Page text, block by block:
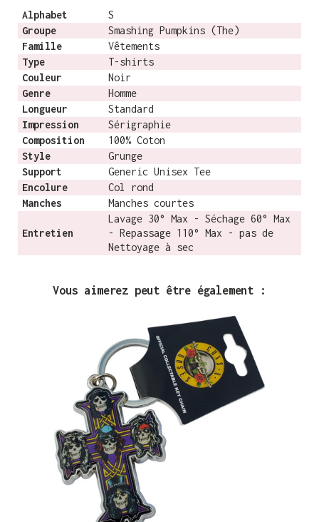
Alphabet
S
Groupe
Smashing Pumpkins (The)
Famille
Vêtements
Type
T-shirts
Couleur
Noir
Genre
Homme
Longueur
Standard
Impression
Sérigraphie
Composition
100% Coton
Style
Grunge
Support
Generic Unisex Tee
Encolure
Col rond
Manches
Manches courtes
Entretien
Lavage 30° Max - Séchage 60° Max
- Repassage 110° Max - pas de
Nettoyage à sec
Vous aimerez peut être également :